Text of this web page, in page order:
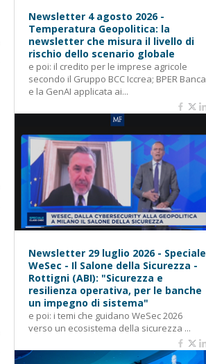
Newsletter 4 agosto 2026 -
Temperatura Geopolitica: la
newsletter che misura il livello di
rischio dello scenario globale
e poi: il credito per le imprese agricole
secondo il Gruppo BCC Iccrea; BPER Banca
e la GenAI applicata ai...
Newsletter 29 luglio 2026 - Speciale
WeSec - Il Salone della Sicurezza -
Rottigni (ABI): "Sicurezza e
resilienza operativa, per le banche
un impegno di sistema"
e poi: i temi che guidano WeSec 2026
verso un ecosistema della sicurezza ...